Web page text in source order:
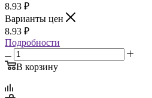
8.93 ₽
Варианты цен
8.93 ₽
Подробности
В корзину